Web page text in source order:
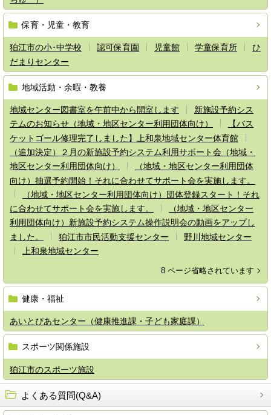
保育・児童・教育
狛江市の小･中学校 認可保育園 児童館 学童保育所
ひ
だまりセンター
地域活動・余暇・教養
地域センター図書室を午前中から開室します
新施設予約シス
テムのお知らせ（地域・地区センター利用団体向け）
【バス
ケットゴール修理完了しました】上和泉地域センター体育館
（追加決定）２月の新施設予約システム利用サポート会（地域・
地区センター利用団体向け）
（地域・地区センター利用団体
向け）抽選予約開始！それに合わせてサポート会を実施します。
（地域・地区センター利用団体向け）団体登録スタート！それ
に合わせてサポート会を実施します。
（地域・地区センター
利用団体向け）新施設予約システム操作説明会の動画をアップし
ました。
狛江市市民活動支援センター
野川地域センター
上和泉地域センター
8 ページ省略されています
健康・福祉
あいとぴあセンター（健康推進課・子ども家庭課）
スポーツ関係施設
狛江市のスポーツ施設
よくある質問(Q&A)